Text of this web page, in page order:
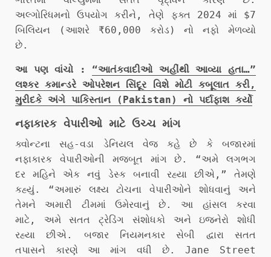
અલ્ગોરિધમનો ઉપયોગ કરીને, તેણે ફક્ત 2024 માં $7
બિલિયન (આશરે ₹60,000 કરોડ) નો નફો મેળવ્યો
છે.
આ પણ વાંચો : “આતંકવાદીઓ અહીંથી આવ્યા હતા…”
લશ્કર કમાન્ડરે ઓપરેશન સિંદૂર વિશે મોટી કબૂલાત કરી,
મુરીદકે અંગે પાકિસ્તાન (Pakistan) નો પર્દાફાશ કર્યો
નફાકારક વેપારીઓ માટે ઉચ્ચ માંગ
ક્વોન્ટના સહ-વડા ડેનિયલ વેજ કહે છે કે બજારમાં
નફાકારક વેપારીઓની મજબૂત માંગ છે. “અમે લગભગ
દર મહિને એક નવું ડેસ્ક બનાવી રહ્યા છીએ,” તેમણે
કહ્યું. “અમારું લક્ષ્ય ટોચના વેપારીઓને શોધવાનું અને
તેમને અમારી ટીમમાં ઉમેરવાનું છે. આ હાંસલ કરવા
માટે, અમે સતત ટ્રેડિંગ સંશોધકો અને ઇજનેરો શોધી
રહ્યા છીએ. બજાર નિયમનકાર સેબી દ્વારા સતત
તપાસને કારણે આ માંગ વધી છે. Jane Street